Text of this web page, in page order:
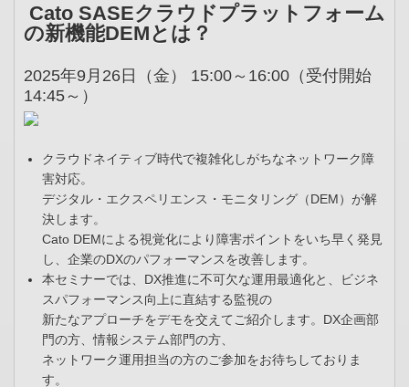
Cato SASEクラウドプラットフォーム
の新機能DEMとは？
2025年9月26日（金） 15:00～16:00（受付開始
14:45～）
クラウドネイティブ時代で複雑化しがちなネットワーク障
害対応。
デジタル・エクスペリエンス・モニタリング（DEM）が解
決します。
Cato DEMによる視覚化により障害ポイントをいち早く発見
し、企業のDXのパフォーマンスを改善します。
本セミナーでは、DX推進に不可欠な運用最適化と、ビジネ
スパフォーマンス向上に直結する監視の
新たなアプローチをデモを交えてご紹介します。DX企画部
門の方、情報システム部門の方、
ネットワーク運用担当の方のご参加をお待ちしておりま
す。